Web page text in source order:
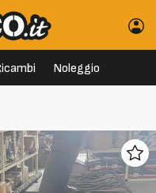
Noleggio